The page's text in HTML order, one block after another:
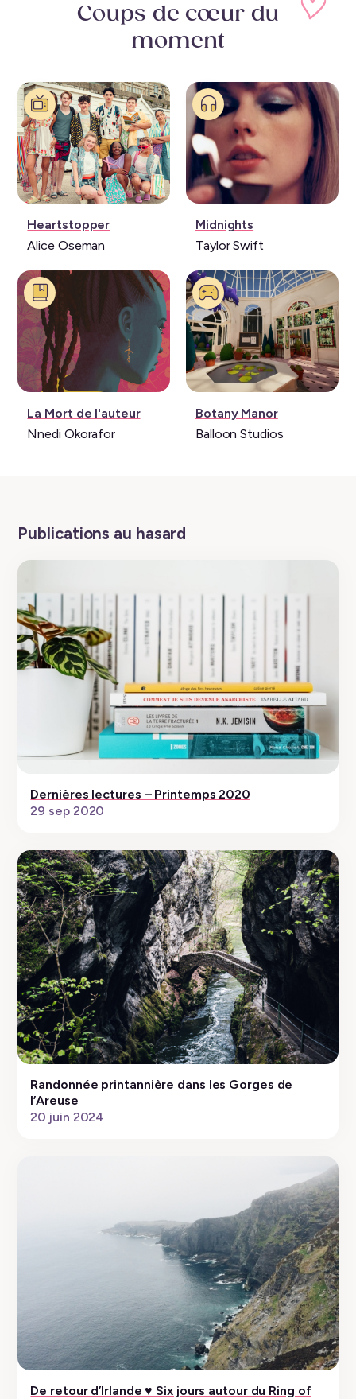
Coups de cœur du
moment
Série:
Heartstopper
Alice Oseman
Musique:
Midnights
Taylor Swift
Livre:
La Mort de l'auteur
Nnedi Okorafor
Jeu
vidéo:
Botany Manor
Balloon Studios
Publications au hasard
Dernières lectures – Printemps 2020
29 sep 2020
Randonnée printannière dans les Gorges de
l’Areuse
20 juin 2024
De retour d’Irlande ♥ Six jours autour du Ring of